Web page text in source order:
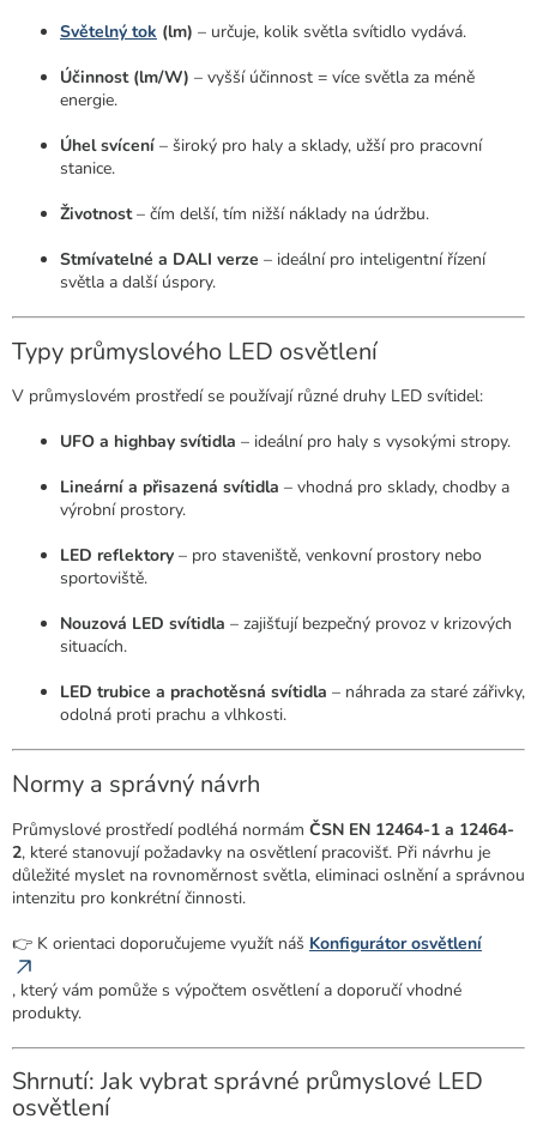
Světelný tok (lm) – určuje, kolik světla svítidlo vydává.
Účinnost (lm/W) – vyšší účinnost = více světla za méně
energie.
Úhel svícení – široký pro haly a sklady, užší pro pracovní
stanice.
Životnost– čím delší, tím nižší náklady na údržbu.
Stmívatelné a DALI verze – ideální pro inteligentní řízení
světla a další úspory.
Typy průmyslového LED osvětlení
V průmyslovém prostředí se používají různé druhy LED svítidel:
UFO a highbay svítidla – ideální pro haly s vysokými stropy.
Lineární a přisazená svítidla – vhodná pro sklady, chodby a
výrobní prostory.
LED reflektory – pro staveniště, venkovní prostory nebo
sportoviště.
Nouzová LED svítidla – zajišťují bezpečný provoz v krizových
situacích.
LED trubice a prachotěsná svítidla – náhrada za staré zářivky,
odolná proti prachu a vlhkosti.
Normy a správný návrh
Průmyslové prostředí podléhá normám ČSN EN 12464-1 a 12464-
2, které stanovují požadavky na osvětlení pracovišť. Při návrhu je
důležité myslet na rovnoměrnost světla, eliminaci oslnění a správnou
intenzitu pro konkrétní činnosti.
👉 K orientaci doporučujeme využít náš Konfigurátor osvětlení
, který vám pomůže s výpočtem osvětlení a doporučí vhodné
produkty.
Shrnutí: Jak vybrat správné průmyslové LED
osvětlení